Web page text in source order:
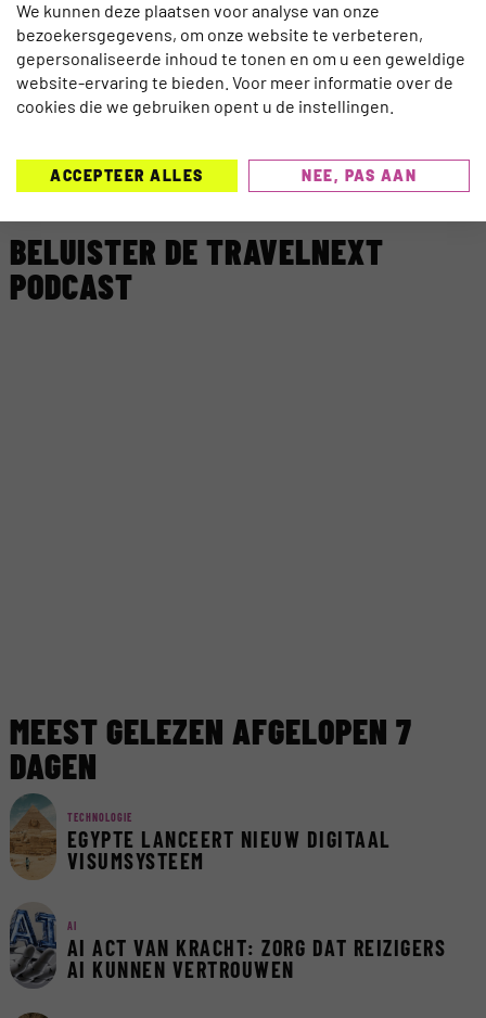
Nederlands netwerk van Travel Professionals. In
enkele jaren groeide TravelNext van een
Nederlandse travelmarketing community naar een
gerenommeerd merk en industry platform in travel
BELUISTER DE TRAVELNEXT
PODCAST
MEEST GELEZEN AFGELOPEN 7
DAGEN
TECHNOLOGIE
EGYPTE LANCEERT NIEUW DIGITAAL
VISUMSYSTEEM
AI
AI ACT VAN KRACHT: ZORG DAT REIZIGERS
AI KUNNEN VERTROUWEN
We kunnen deze plaatsen voor analyse van onze
bezoekersgegevens, om onze website te verbeteren,
gepersonaliseerde inhoud te tonen en om u een geweldige
website-ervaring te bieden. Voor meer informatie over de
cookies die we gebruiken opent u de instellingen.
ACCEPTEER ALLES NEE, PAS AAN